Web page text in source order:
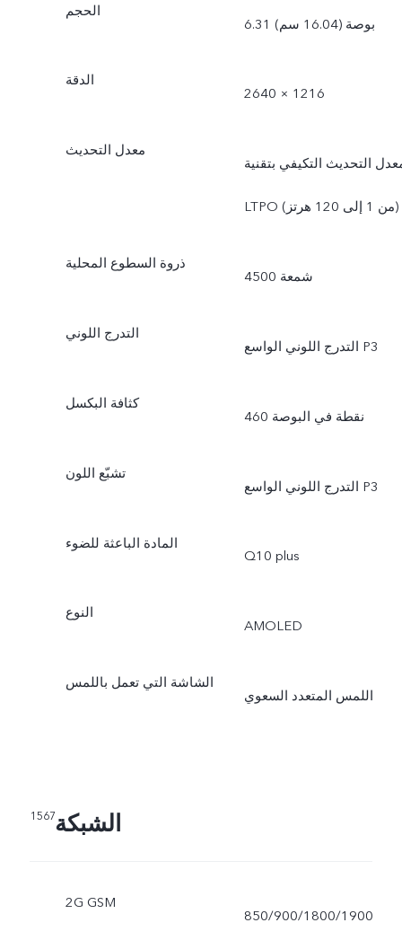
الحجم
6.31 بوصة (16.04 سم)
الدقة
2640 × 1216
معدل التحديث
التحديث التكيفي بتقنية
LTPO (‏من 1 إلى 120 هرتز)
ذروة السطوع المحلية
4500 شمعة
التدرج اللوني
التدرج اللوني الواسع P3
كثافة البكسل
تشبّع اللون
التدرج اللوني الواسع P3
المادة الباعثة للضوء
Q10 plus
النوع
AMOLED
الشاشة التي تعمل باللمس
اللمس المتعدد السعوي
الشبكة1567
2G GSM
850/900/1800/1900